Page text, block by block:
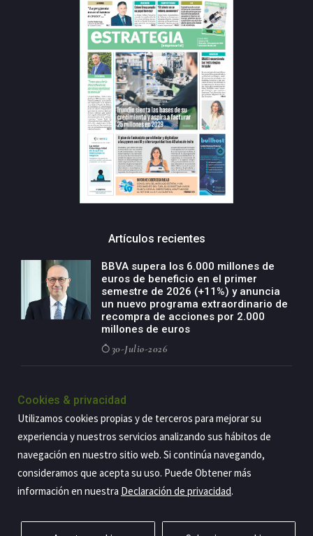
Artículos recientes
BBVA supera los 6.000 millones de
euros de beneficio en el primer
semestre de 2026 (+11%) y anuncia
un nuevo programa extraordinario de
recompra de acciones por 2.000
millones de euros
30-Julio-2026
negocio agro con un modelo global
de especialización presente en siete
países
29-Julio-2026
Cookies & privacidad
Utilizamos cookies propias y de terceros para mejorar su
experiencia y nuestros servicios analizando sus hábitos de
navegación en nuestro sitio web. Si continúa navegando,
consideramos que acepta su uso. Puede Obtener más
información en nuestra Declaración de privacidad.